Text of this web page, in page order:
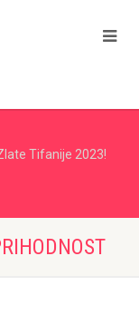
Tifanije 2023!